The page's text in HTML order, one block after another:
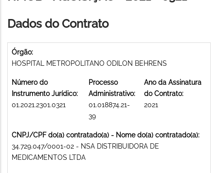
Dados do Contrato
Órgão:
HOSPITAL METROPOLITANO ODILON BEHRENS
Número do
Instrumento Jurídico:
01.2021.2301.0321
Processo
Administrativo:
01.018874.21-
39
Ano da Assinatura
do Contrato:
2021
CNPJ/CPF do(a) contratado(a) - Nome do(a) contratado(a):
34.729.047/0001-02 - NSA DISTRIBUIDORA DE
MEDICAMENTOS LTDA